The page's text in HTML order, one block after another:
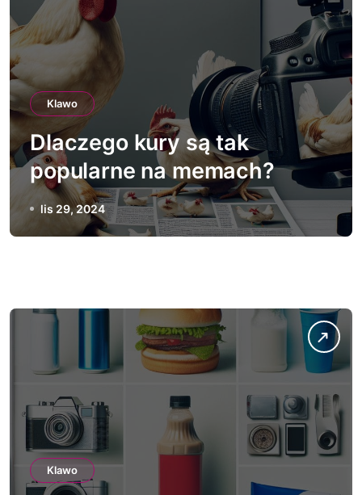
Klawo
Dlaczego kury są tak
popularne na memach?
lis 29, 2024
Klawo